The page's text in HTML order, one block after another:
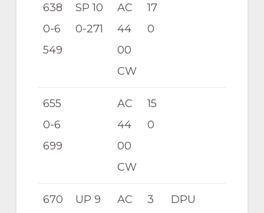
638
0-6
549
SP 10
0-271
AC
44
00
CW
17
0
655
0-6
699
AC
44
00
CW
15
0
670 UP 9 AC 3 DPU